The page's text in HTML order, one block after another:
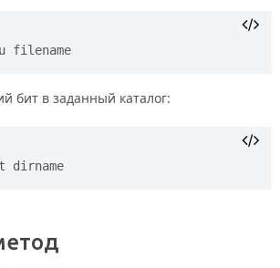
filename
бит в заданный каталог:
dirname